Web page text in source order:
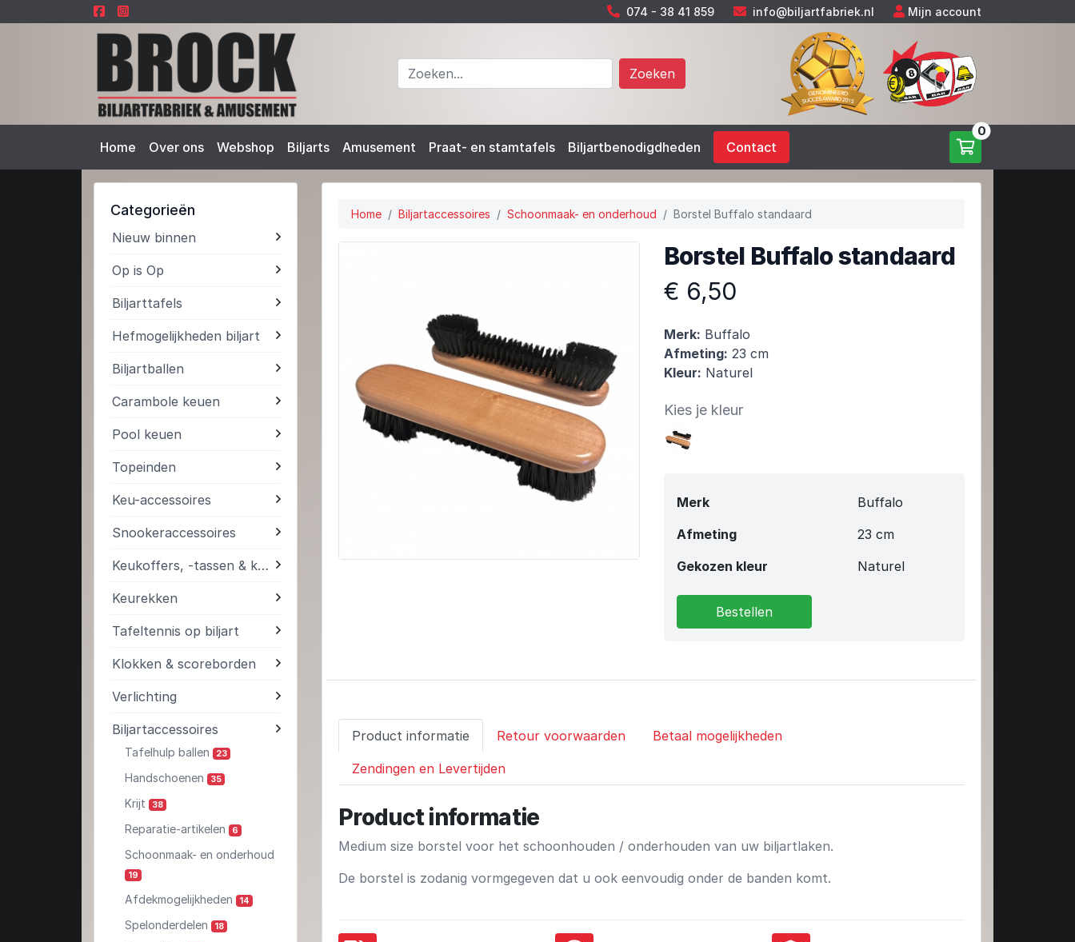
074 - 38 41 859 info@biljartfabriek.nl Mijn account
Zoeken
Home Over ons Webshop Biljarts Amusement Praat- en stamtafels Biljartbenodigdheden Contact
0
Categorieën
Nieuw binnen
Op is Op
Biljarttafels
Hefmogelijkheden biljart
Biljartballen
Carambole keuen
Pool keuen
Topeinden
Keu-accessoires
Snookeraccessoires
Keukoffers, -tassen & kokers
Keurekken
Tafeltennis op biljart
Klokken & scoreborden
Verlichting
Biljartaccessoires
Tafelhulp ballen 23
Handschoenen 35
Krijt 38
Reparatie-artikelen 6
Schoonmaak- en onderhoud
19
Afdekmogelijkheden 14
Spelonderdelen 18
Home Biljartaccessoires Schoonmaak- en onderhoud Borstel Buffalo standaard
Borstel Buffalo standaard
€ 6,50
Merk: Buffalo
Afmeting: 23 cm
Kleur: Naturel
Kies je kleur
Merk
Buffalo
Afmeting
23 cm
Gekozen kleur
Naturel
Bestellen
Product informatie Retour voorwaarden Betaal mogelijkheden
Zendingen en Levertijden
Product informatie
Medium size borstel voor het schoonhouden / onderhouden van uw biljartlaken.
De borstel is zodanig vormgegeven dat u ook eenvoudig onder de banden komt.